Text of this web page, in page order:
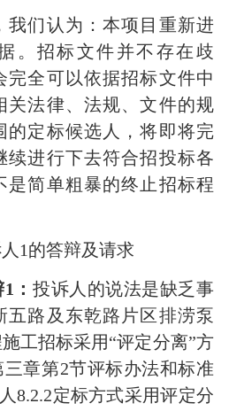
们认为：本项目重新进
。招标文件并不存在歧
完全可以依据招标文件中
关法律、法规、文件的规
的定标候选人，将即将完
续进行下去符合招投标各
是简单粗暴的终止招标程
的答辩及请求
1：投诉人的说法是缺乏事
五路及东乾路片区排涝泵
工招标采用“评定分离”方
章第2节评标办法和标准
8.2.2定标方式采用评定分